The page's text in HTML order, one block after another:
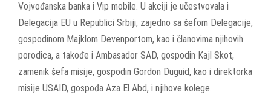
Vojvođanska banka i Vip mobile. U akciji je učestvovala i
Delegacija EU u Republici Srbiji, zajedno sa šefom Delegacije,
gospodinom Majklom Devenportom, kao i članovima njihovih
porodica, a takođe i Ambasador SAD, gospodin Kajl Skot,
zamenik šefa misije, gospodin Gordon Duguid, kao i direktorka
misije USAID, gospođa Aza El Abd, i njihove kolege.